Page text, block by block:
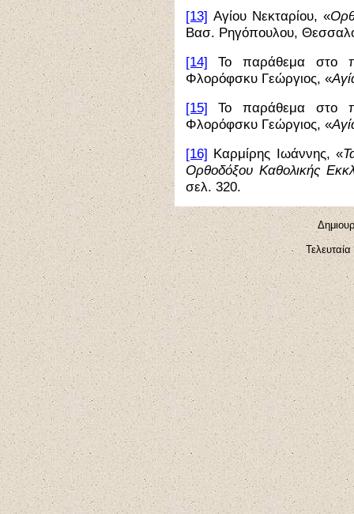
[13] Αγίου Νεκταρίου, «
Βασ. Ρηγόπουλου,
[14]
Το παράθεμα στο
Φλορόφσκυ Γεώργιος, «
[15]
Το παράθεμα στο
Φλορόφσκυ Γεώργιος, «
[16] Καρμίρης Ιωάννης, «
Ορθοδόξου Καθολικής
σελ. 320.